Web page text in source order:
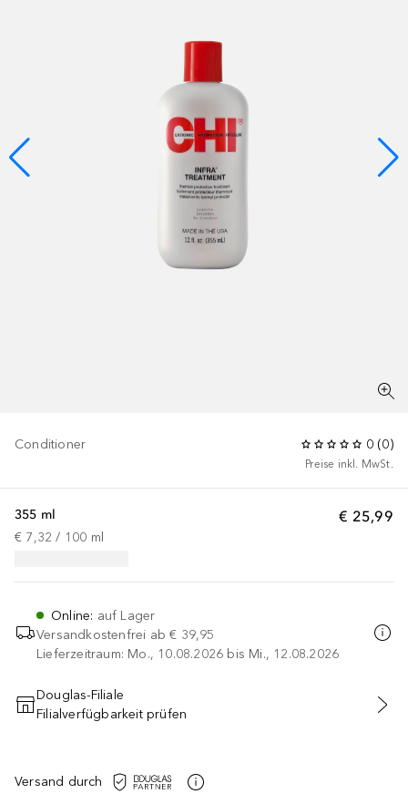
Conditioner 0 (0)
Preise inkl. MwSt.
€ 25,99
355 ml
€ 7,32 / 100 ml
Online: auf Lager
Versandkostenfrei ab € 39,95
Lieferzeitraum: Mo., 10.08.2026 bis Mi., 12.08.2026
IN DEN WARENKORB
Douglas-Filiale
Filialverfügbarkeit prüfen
Versand durch